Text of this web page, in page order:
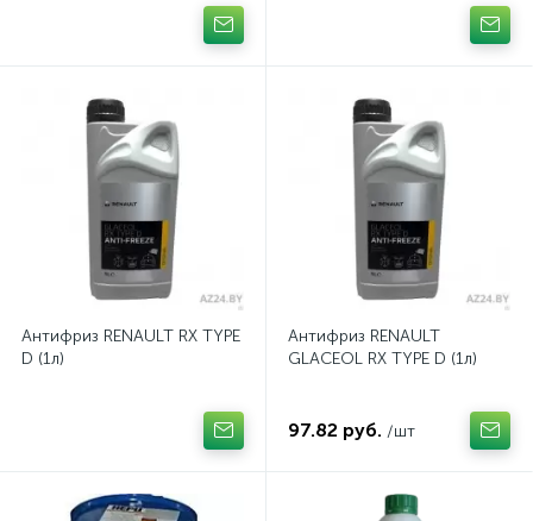
Антифриз RENAULT RX TYPE
D (1л)
Антифриз RENAULT
GLACEOL RX TYPE D (1л)
97.82 руб. /шт